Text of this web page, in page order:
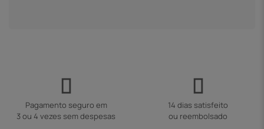
Pagamento seguro em
3 ou 4 vezes sem despesas
14 dias satisfeito
ou reembolsado